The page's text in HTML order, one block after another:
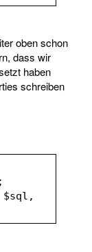
oben schon
dass wir
haben
schreiben
$sql